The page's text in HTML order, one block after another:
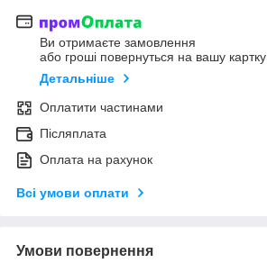
Ви отримаєте замовлення
або гроші повернуться на вашу картку
Детальніше
Оплатити частинами
Післяплата
Оплата на рахунок
Всі умови оплати
Умови повернення